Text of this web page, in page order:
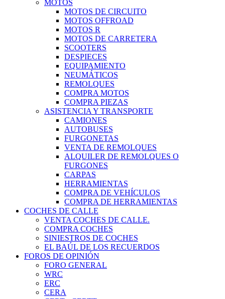
MOTOS
MOTOS DE CIRCUITO
MOTOS OFFROAD
MOTOS R
MOTOS DE CARRETERA
SCOOTERS
DESPIECES
EQUIPAMIENTO
NEUMÁTICOS
REMOLQUES
COMPRA MOTOS
COMPRA PIEZAS
ASISTENCIA Y TRANSPORTE
CAMIONES
AUTOBUSES
FURGONETAS
VENTA DE REMOLQUES
ALQUILER DE REMOLQUES O
FURGONES
CARPAS
HERRAMIENTAS
COMPRA DE VEHÍCULOS
COMPRA DE HERRAMIENTAS
COCHES DE CALLE
VENTA COCHES DE CALLE.
COMPRA COCHES
SINIESTROS DE COCHES
EL BAÚL DE LOS RECUERDOS
FOROS DE OPINIÓN
FORO GENERAL
WRC
ERC
CERA